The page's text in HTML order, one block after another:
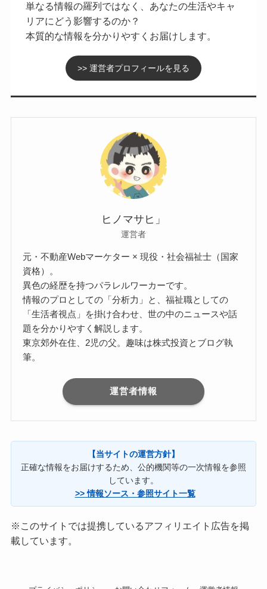
単なる情報の羅列ではなく、あなたの生活やキャ
リアにどう影響するのか？
本質的な情報を分かりやすくお届けします。
>> 運営者プロフィールを見る
ヒノマサヒ」
運営者
元・不動産Webマーケター × 現役・社会福祉士（国家
資格）。
異色の経歴を持つパラレルワーカーです。
情報のプロとしての「分析力」と、福祉職としての
「生活者視点」を掛け合わせ、世の中のニュースや話
題を分かりやすく解説します。
東京郊外在住、2児の父。趣味は株式投資とブログ執
筆。
運営者情報
【当サイトの運営方針】
正確な情報をお届けするため、公的機関等の一次情報を参照
しています。
>> 情報ソース・参照サイト一覧
※このサイトでは提携しているアフィリエイト広告を掲
載しています。